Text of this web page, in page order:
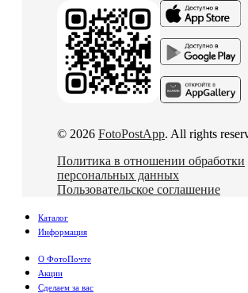
© 2026 FotoPostApp. All rights
Политика в отношении обработки
персональных данных
Пользовательское соглашение
Каталог
Информация
О ФотоПочте
Акции
Сделаем за вас